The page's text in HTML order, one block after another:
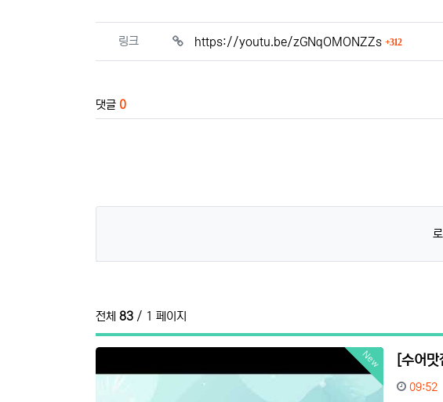
관련자료
링크 https://youtu.be/zGNqOMONZZs 312회 연결
댓글 0
전체 83 / 1 페이지
New [수어
등록일
09:52